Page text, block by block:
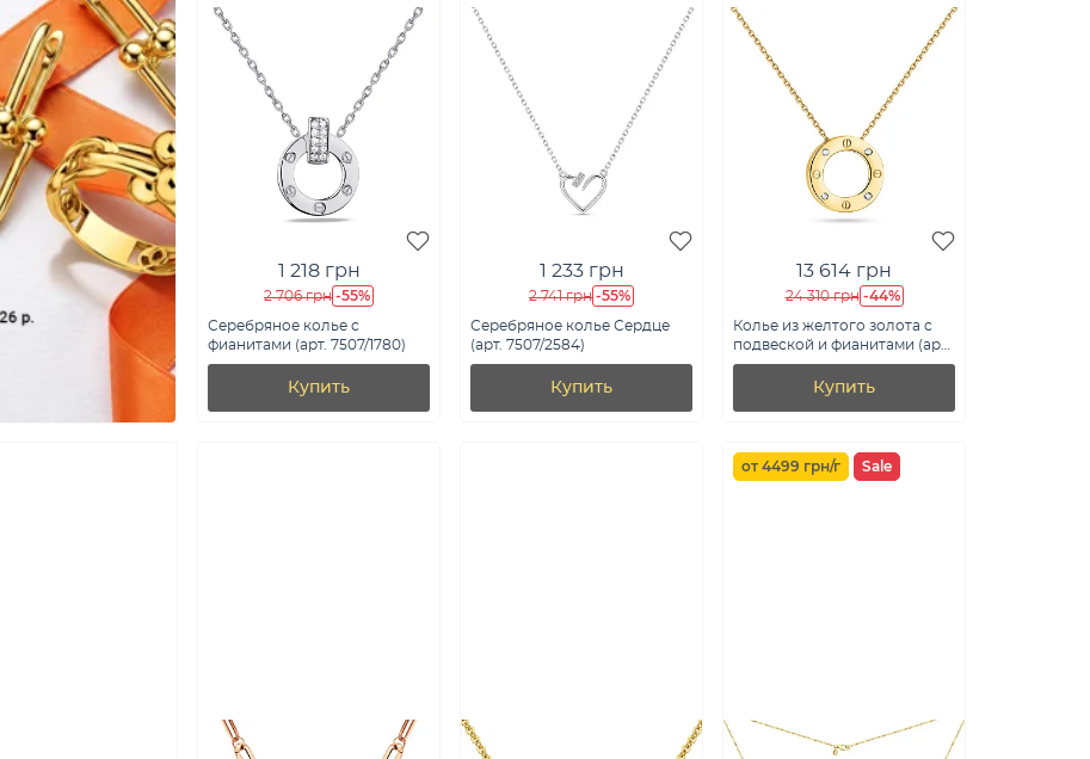
1 218 грн
2 706 грн -55%
Серебряное колье с
фианитами (арт. 7507/1780)
Купить
1 233 грн
2 741 грн -55%
Серебряное колье Сердце
(арт. 7507/2584)
Купить
13 614 грн
24 310 грн -44%
Колье из желтого золота с
подвеской и фианитами (арт.
351470ж)
Купить
от 4499 грн/г Sale